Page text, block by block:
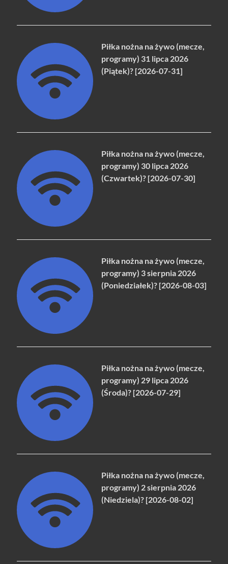
Piłka nożna na żywo (mecze,
programy) 31 lipca 2026
(Piątek)? [2026-07-31]
Piłka nożna na żywo (mecze,
programy) 30 lipca 2026
(Czwartek)? [2026-07-30]
Piłka nożna na żywo (mecze,
programy) 3 sierpnia 2026
(Poniedziałek)? [2026-08-03]
Piłka nożna na żywo (mecze,
programy) 29 lipca 2026
(Środa)? [2026-07-29]
Piłka nożna na żywo (mecze,
programy) 2 sierpnia 2026
(Niedziela)? [2026-08-02]